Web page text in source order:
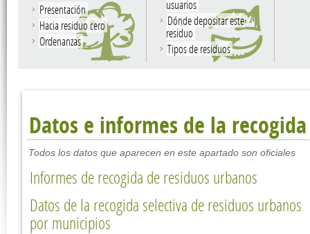
Presentación
Hacia residuo cero
Ordenanzas
usuarios
Dónde depositar este
residuo
Tipos de residuos
Datos e informes de la recogida
Todos los datos que aparecen en este apartado son oficiales
Informes de recogida de residuos urbanos
Datos de la recogida selectiva de residuos urbanos
por municipios